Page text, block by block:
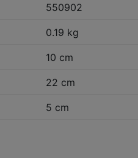
550902
0.19 kg
10 cm
22 cm
5 cm